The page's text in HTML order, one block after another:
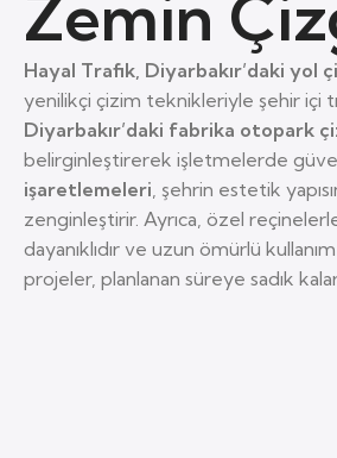
Zemin
Hayal Trafik, Diyarbakır’daki yol
yenilikçi çizim teknikleriyle şehir içi
Diyarbakır’daki fabrika otopark
belirginleştirerek işletmelerde
işaretlemeleri, şehrin estetik
zenginleştirir. Ayrıca, özel
dayanıklıdır ve uzun ömürlü
projeler, planlanan süreye sadık